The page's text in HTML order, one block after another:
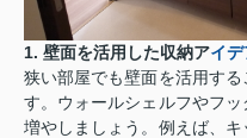
1. 壁面を活用した収納アイデ
狭い部屋でも壁面を活用す
す。ウォールシェルフやフ
増やしましょう。例えば、